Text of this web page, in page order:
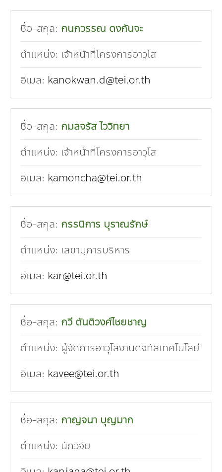
คณะกรรมการมูลนิธิ
คณะกรรมการบริหารสถาบัน
คณะผู้บริหาร
เจ้าหน้าที่
วิถีเรา
สโลแกน
รายงานประจำปี | รายงานงบการเงิน
สำนักงานสีเขียว
รางวัลและเกียรติประวัติ
กองทุน
กองทุน ดร.ธีระ พันธุมวนิช
กองทุนสุขภาพกับสภาวะโลกร้อน
อุตสาหกรรมยั่งยืน
มลพิษอุตสาหกรรม
สิ่งแวดล้อมเมืองและชุมชน
ชุมชนและเมืองน่าอยู่
ขยะชุมชน-ขยะอาหาร
ขยะพลาสติก
ฝุ่น PM2.5
การผลิตและการบริโภคยั่งยืน
ฉลากเขียว
ฉลากสิ่งแวดล้อม
บริการที่เป็นมิตรกับสิ่งแวดล้อม
ที่ปรึกษาคาร์บอนฟุตพริ้นท์
จัดซื้อจัดจ้างที่เป็นมิตรกับสิ่งแวดล้อม
ทรัพยากรธรรมชาติ
ทรัพยากรทางบก
ทรัพยากรทางทะเลและชายฝั่ง
ความหลากหลายทางชีวภาพ
การเปลี่ยนแปลงสภาพภูมิอากาศ
การลดก๊าซเรือนกระจก
การปรับตัว
การพัฒนาบุคลากรด้านสิ่งแวดล้อม
งานฝึกอบรม
สิ่งแวดล้อมศึกษา
นโยบาย แผน เครือข่ายสิ่งแวดล้อม
นโยบายและแผนสิ่งแวดล้อม
TBCSD
บทความ
อินโฟกราฟิก | โปสเตอร์
คลิปวิดีโอ
เอกสารเผยแพร่
สิ่งพิมพ์จำหน่าย
กิจกรรมข่าวสาร
กิจกรรมของเรา
ข่าวสิ่งแวดล้อม
ร่วมงานกับเรา
งาน
ฝึกงาน
ติดต่อเรา
ชื่อ-สกุล: กนกวรรณ ดงกันจะ
ตำแหน่ง: เจ้าหน้าที่โครงการอาวุโส
อีเมล: kanokwan.d@tei.or.th
ชื่อ-สกุล: กมลจรัส ไววิทยา
ตำแหน่ง: เจ้าหน้าที่โครงการอาวุโส
อีเมล: kamoncha@tei.or.th
ชื่อ-สกุล: กรรนิการ บุราณรักษ์
ตำแหน่ง: เลขานุการบริหาร
อีเมล: kar@tei.or.th
ชื่อ-สกุล: กวี ตันติวงศ์ไชยชาญ
ตำแหน่ง: ผู้จัดการอาวุโสงานดิจิทัลเทคโนโลยี
อีเมล: kavee@tei.or.th
ชื่อ-สกุล: กาญจนา บุญมาก
ตำแหน่ง: นักวิจัย